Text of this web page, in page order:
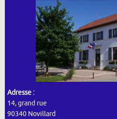
Adresse :
14, grand rue
90340 Novillard